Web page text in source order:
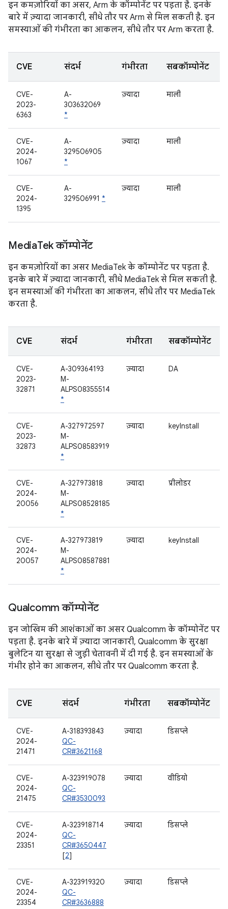
इन कमज़ोरियों का असर, Arm के कॉम्पोनेंट पर पड़ता है. इनके
बारे में ज़्यादा जानकारी, सीधे तौर पर Arm से मिल सकती है. इन
समस्याओं की गंभीरता का आकलन, सीधे तौर पर Arm करता है.
CVE संदर्भ गंभीरता सबकॉम्पोनेंट
CVE-
2023-
6363
A-
303632069
*
ज़्यादा माली
CVE-
2024-
1067
A-
329506905
*
ज़्यादा माली
CVE-
2024-
1395
A-
329506991 *
ज़्यादा माली
MediaTek कॉम्पोनेंट
इन कमज़ोरियों का असर MediaTek के कॉम्पोनेंट पर पड़ता है.
इनके बारे में ज़्यादा जानकारी, सीधे MediaTek से मिल सकती है.
इन समस्याओं की गंभीरता का आकलन, सीधे तौर पर MediaTek
करता है.
CVE संदर्भ गंभीरता सबकॉम्पोनेंट
CVE-
2023-
32871
A-309364193
M-
ALPS08355514
*
ज़्यादा DA
CVE-
2023-
32873
A-327972597
M-
ALPS08583919
*
ज़्यादा keyInstall
CVE-
2024-
20056
A-327973818
M-
ALPS08528185
*
ज़्यादा प्रीलोडर
CVE-
2024-
20057
A-327973819
M-
ALPS08587881
*
ज़्यादा keyInstall
Qualcomm कॉम्पोनेंट
इन जोखिम की आशंकाओं का असर Qualcomm के कॉम्पोनेंट पर
पड़ता है. इनके बारे में ज़्यादा जानकारी, Qualcomm के सुरक्षा
बुलेटिन या सुरक्षा से जुड़ी चेतावनी में दी गई है. इन समस्याओं के
गंभीर होने का आकलन, सीधे तौर पर Qualcomm करता है.
CVE संदर्भ गंभीरता सबकॉम्पोनेंट
CVE-
2024-
21471
A-318393843
QC-
CR#3621168
ज़्यादा डिसप्ले
CVE-
2024-
21475
A-323919078
QC-
CR#3530093
ज़्यादा वीडियो
CVE-
2024-
23351
A-323918714
QC-
CR#3650447
[2]
ज़्यादा डिसप्ले
CVE-
2024-
23354
A-323919320
QC-
CR#3636888
ज़्यादा डिसप्ले